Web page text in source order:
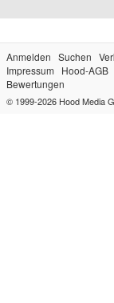
Anmelden Suchen
Impressum
Hood-AGB
Bewertungen
© 1999-2026 Hood Media